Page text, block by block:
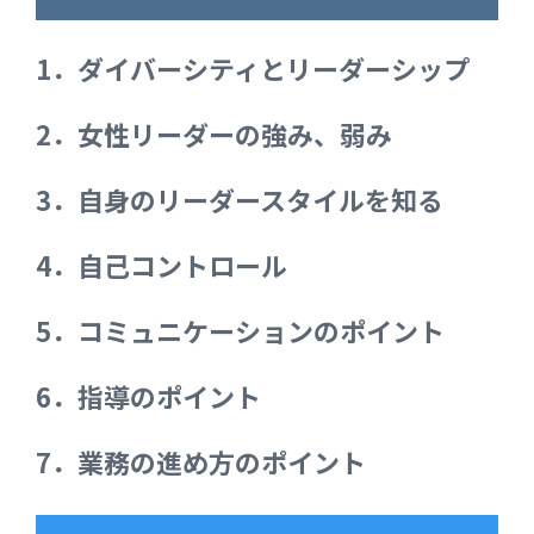
1．ダイバーシティとリーダーシップ
2．女性リーダーの強み、弱み
3．自身のリーダースタイルを知る
4．自己コントロール
5．コミュニケーションのポイント
6．指導のポイント
7．業務の進め方のポイント